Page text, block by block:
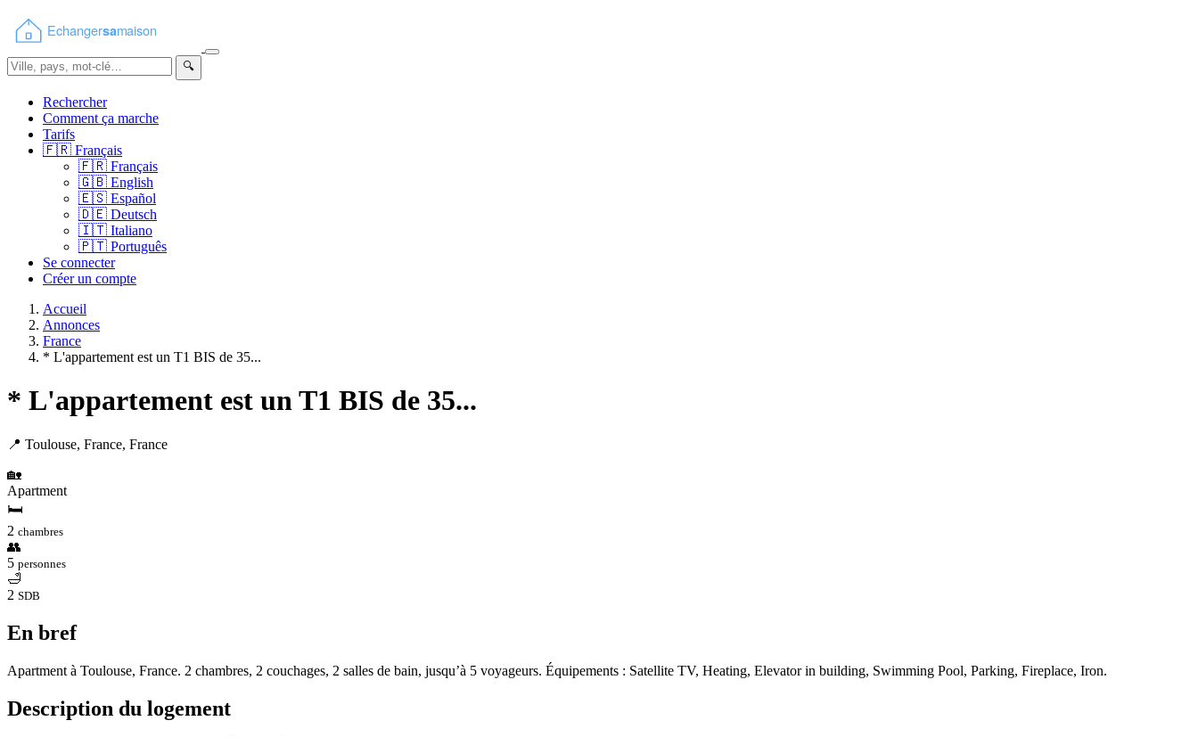
🔍
Rechercher
Comment ça marche
Tarifs
🇫🇷 Français
🇫🇷 Français
🇬🇧 English
🇪🇸 Español
🇩🇪 Deutsch
🇮🇹 Italiano
🇵🇹 Português
Se connecter
Créer un compte
Accueil
Annonces
France
* L'appartement est un T1 BIS de 35...
* L'appartement est un T1 BIS de 35...
📍 Toulouse, France, France
🏡
Apartment
🛏
2 chambres
👥
5 personnes
🛁
2 SDB
En bref
Apartment à Toulouse, France. 2 chambres, 2 couchages, 2 salles de bain, jusqu’à 5 voyageurs. Équipements : Satellite TV, Heating, Elevator in building, Swimming Pool, Parking, Fireplace, Iron.
Description du logement